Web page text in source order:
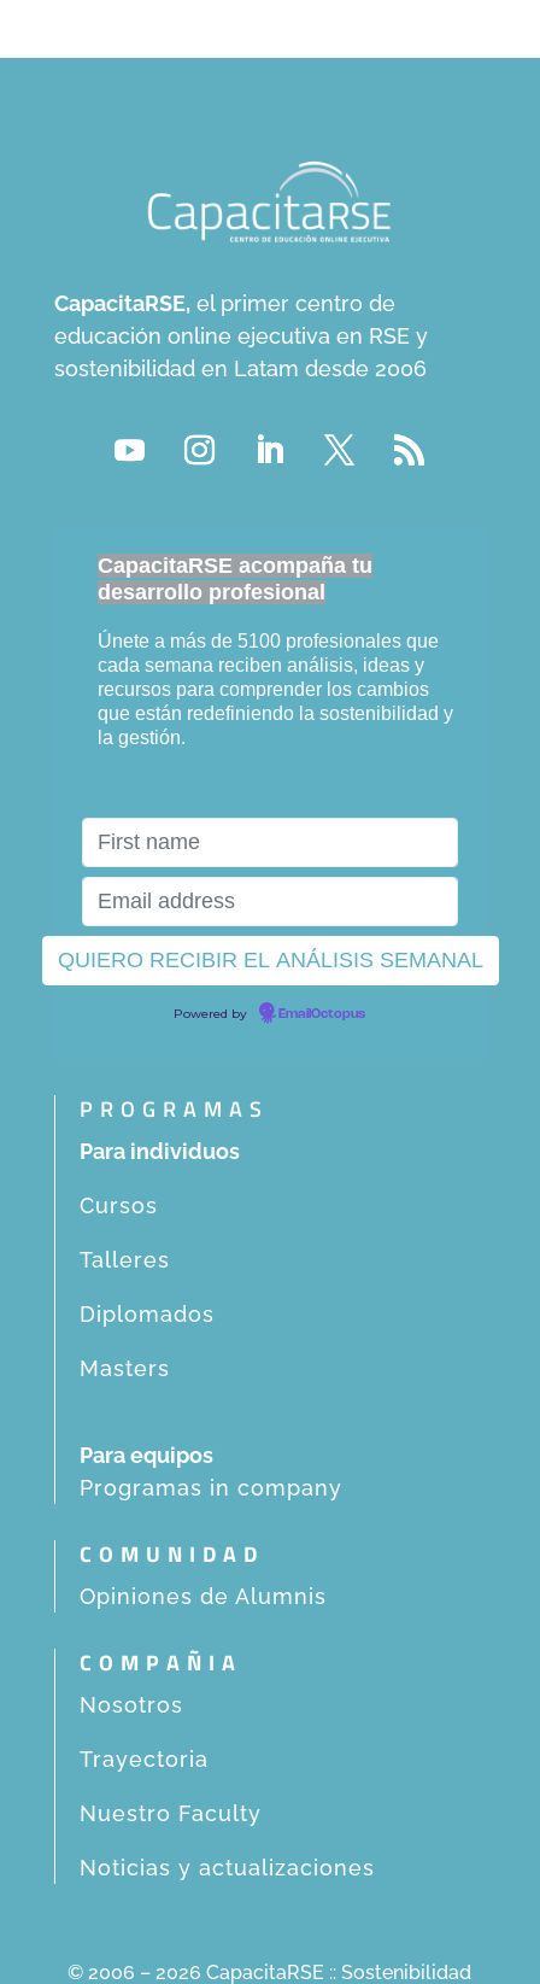
CapacitaRSE, el primer centro de
educación online ejecutiva en RSE y
sostenibilidad en Latam desde 2006
CapacitaRSE acompaña tu
desarrollo profesional
Únete a más de 5100 profesionales que
cada semana reciben análisis, ideas y
recursos para comprender los cambios
que están redefiniendo la sostenibilidad y
la gestión.
Powered by EmailOctopus
PROGRAMAS
Para individuos
Cursos
Talleres
Diplomados
Masters
Para equipos
Programas in company
COMUNIDAD
Opiniones de Alumnis
COMPAÑIA
Nosotros
Trayectoria
Nuestro Faculty
Noticias y actualizaciones
© 2006 – 2026 CapacitaRSE :: Sostenibilidad